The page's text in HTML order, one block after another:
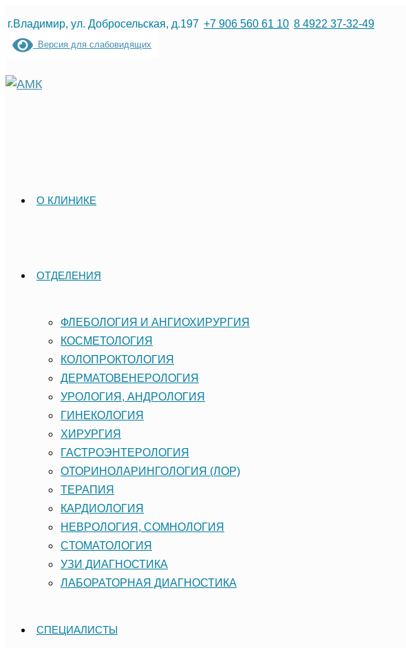
содержимому
г.Владимир, ул. Добросельская, д.197 +7 906 560 61 10 8 4922 37-32-49
Версия для слабовидящих
О КЛИНИКЕ
ОТДЕЛЕНИЯ
ФЛЕБОЛОГИЯ И АНГИОХИРУРГИЯ
КОСМЕТОЛОГИЯ
КОЛОПРОКТОЛОГИЯ
ДЕРМАТОВЕНЕРОЛОГИЯ
УРОЛОГИЯ, АНДРОЛОГИЯ
ГИНЕКОЛОГИЯ
ХИРУРГИЯ
ГАСТРОЭНТЕРОЛОГИЯ
ОТОРИНОЛАРИНГОЛОГИЯ (ЛОР)
ТЕРАПИЯ
КАРДИОЛОГИЯ
НЕВРОЛОГИЯ, СОМНОЛОГИЯ
CТОМАТОЛОГИЯ
УЗИ ДИАГНОСТИКА
ЛАБОРАТОРНАЯ ДИАГНОСТИКА
СПЕЦИАЛИСТЫ